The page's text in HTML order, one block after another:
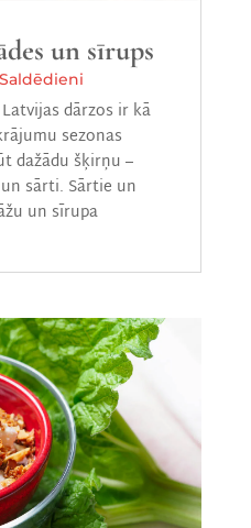
un sīrups
Saldēdieni
dārzos ir kā
sezonas
dažādu šķirņu –
sārti. Sārtie un
un sīrupa